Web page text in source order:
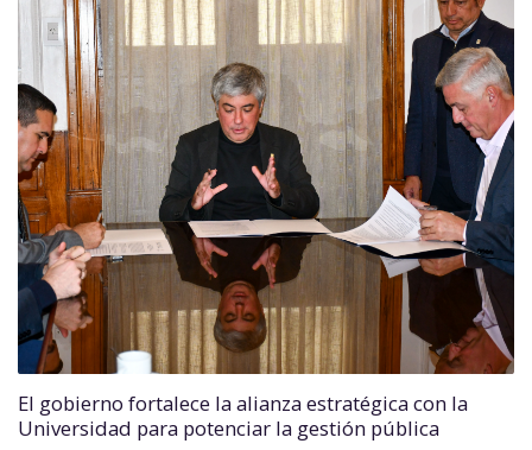
El gobierno fortalece la alianza estratégica con la
Universidad para potenciar la gestión pública